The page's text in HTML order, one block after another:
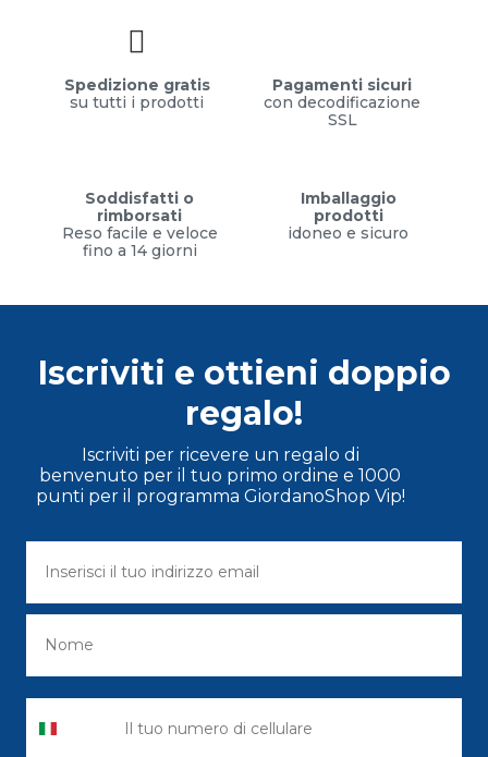
Spedizione gratis
su tutti i prodotti
Pagamenti sicuri
con decodificazione
SSL
Soddisfatti o
rimborsati
Reso facile e veloce
fino a 14 giorni
Imballaggio
prodotti
idoneo e sicuro
Iscriviti e ottieni doppio
regalo!
Iscriviti per ricevere un regalo di
benvenuto per il tuo primo ordine e 1000
punti per il programma GiordanoShop Vip!